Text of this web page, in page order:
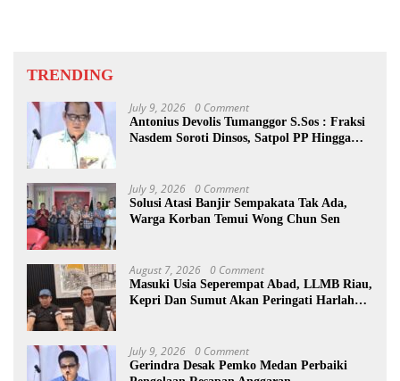
TRENDING
July 9, 2026 0 Comment
Antonius Devolis Tumanggor S.Sos : Fraksi
Nasdem Soroti Dinsos, Satpol PP Hingga
July 9, 2026 0 Comment
Solusi Atasi Banjir Sempakata Tak Ada,
Warga Korban Temui Wong Chun Sen
August 7, 2026 0 Comment
Masuki Usia Seperempat Abad, LLMB Riau,
Kepri Dan Sumut Akan Peringati Harlah
July 9, 2026 0 Comment
Gerindra Desak Pemko Medan Perbaiki